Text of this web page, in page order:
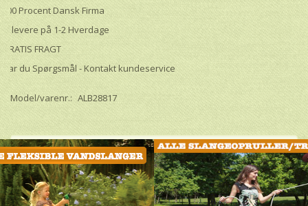
100 Procent Dansk Firma
Vi levere på 1-2 Hverdage
GRATIS FRAGT
Har du Spørgsmål - Kontakt kundeservice
Model/varenr.: ALB28817